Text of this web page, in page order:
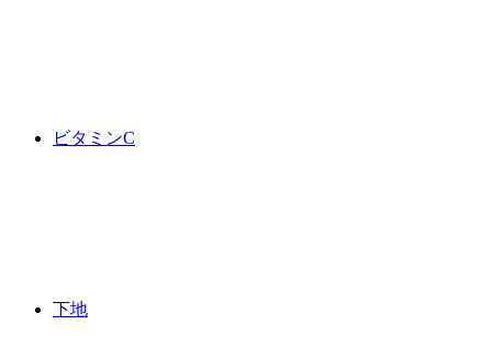
ビタミンC
下地